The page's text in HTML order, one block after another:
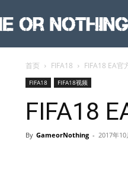
首页 FIFA18 FIFA18 EA官
FIFA18 FIFA18视频
FIFA18
By GameorNothing - 2017年10